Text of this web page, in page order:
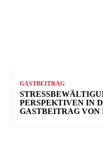
GASTBEITRAG
PERSPEKTIVEN IN
GASTBEITRAG